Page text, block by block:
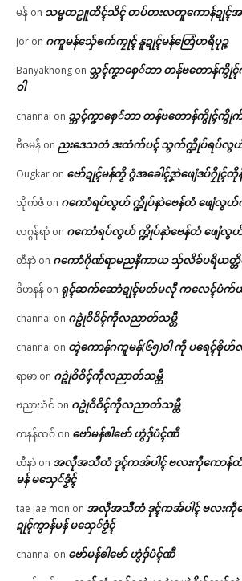
မန် on သမ္မတဥူတိၚ်သိၚ် တပ်တးလတူကောန်ဍုၚ်
jor on ဂကူမန်​သှ်ေၜက်ကၠုၚ် နူဍုၚ်မန်တြေံဟရိပုဉ္ဇ
Banyakhong on သ္ဘၚ်ကၞာစှေ်ဘာ တန်ဗတောန်ကွို
ဝါ
channai on သ္ဘၚ်ကၞာစှေ်ဘာ တန်ဗတောန်ကွိုၚ်ကွိုက်
ဗီဇမန် on ညးဒေသတံ ဒးထံက်ပၚ် သွက်က္ဍိုပ်ရပ်လွ
Ougkar on ဗော်ဍုၚ်မန်တၟိ ဂွံအခေါၚ်ဒၞာဲဖျေံဒပ်ဂၠိုၚ်တို
သိုက်ဇံ on ဂကောံရပ်လွဟ် က္ဍိုပ်နာဲဗေန်တံ ဖျေံလွဟ်
လဂ္ဂန်ရာံ on ဂကောံရပ်လွဟ် က္ဍိုပ်နာဲဗေန်တံ ဖျေံလွဟ်
တီနာဲ on ဂကောံဂိုဏ်ရာမညနိကာယ သှ်လိခ်ပရိယတ္တိမ
ဒိဟနန် on ရုၚ်ဆက်ဆောံဍုၚ်မတ်မလီု ကလေၚ်ပံက်
channai on ဂဥုဲဝိဝိၚ်ကဵုလညာတ်သမ္တီ
channai on တ္ၚဲကောန်ဂကူမန်(၆၅)ဝါ ကဵု ပရေၚ်ၜို
ရာမာ on ဂဥုဲဝိဝိၚ်ကဵုလညာတ်သမ္တီ
ဗညာဃံင် on ဂဥုဲဝိဝိၚ်ကဵုလညာတ်သမ္တီ
ကနန်ထဝ် on ဗော်မန်ၜါဗော် ဟွံဒှ်ပံၚ်ဏီ
တီနာဲ on အလဵုအသဳတံ ဒုၚ်ကအ်ပါၚ် ဗလးကဵုကောန်ထံ
မန် မသှေ်ဒၟံၚ်
tae jae mon on အလဵုအသဳတံ ဒုၚ်ကအ်ပါၚ် ဗလးကဵုက
ဍုၚ်ကွာန်မန် မသှေ်ဒၟံၚ်
channai on ဗော်မန်ၜါဗော် ဟွံဒှ်ပံၚ်ဏီ